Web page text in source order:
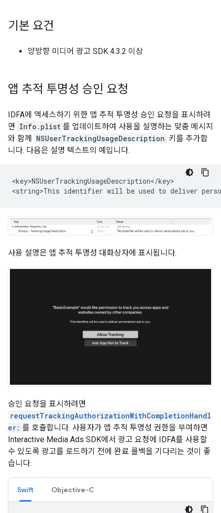
기본 요건
양방향 미디어 광고 SDK 4.3.2 이상
앱 추적 투명성 승인 요청
IDFA에 액세스하기 위한 앱 추적 투명성 승인 요청을 표시하려
면 Info.plist 를 업데이트하여 사용을 설명하는 맞춤 메시지
와 함께
NSUserTrackingUsageDescription 키를 추가합
니다. 다음은 설명 텍스트의 예입니다.
<key>NSUserTrackingUsageDescription</key>
<string>This identifier will be used to deliver
사용 설명은 앱 추적 투명성 대화상자에 표시됩니다.
승인 요청을 표시하려면
requestTrackingAuthorizationWithCompletionHandl
er: 를 호출합니다. 사용자가 앱 추적 투명성 권한을 부여하면
Interactive Media Ads SDK에서 광고 요청에 IDFA를 사용할
수 있도록 광고를 로드하기 전에 완료 콜백을 기다리는 것이 좋
습니다.
Swift Objective-C